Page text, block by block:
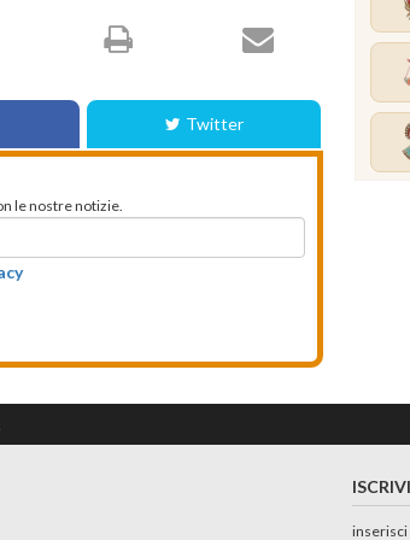
Twitter
le nostre notizie.
inserisci